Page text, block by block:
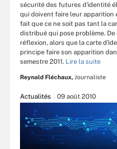
sécurité des futures d'identité
qui doivent faire leur apparition
fait que ce ne soit pas tant la
distribué qui pose problème.
réflexion, alors que la carte
principe faire son apparition
semestre 2011. Lire la suite
Reynald Fléchaux, Journaliste
Actualités 09 août 2010